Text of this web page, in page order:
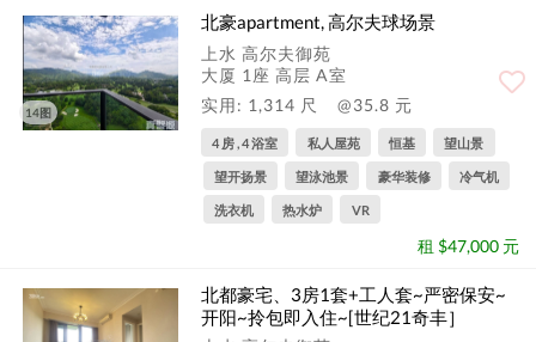
14图
北豪apartment, 高尔夫球场景
上水 高尔夫御苑
大厦 1座 高层 A室
实用: 1,314 尺
@35.8 元
4 房 , 4 浴室 私人屋苑 恒基 望山景
望开扬景 望泳池景 豪华装修 冷气机
洗衣机 热水炉 VR
租 $47,000 元
北都豪宅、3房1套+工人套~严密保安~
开阳~拎包即入住~[世纪21奇丰］